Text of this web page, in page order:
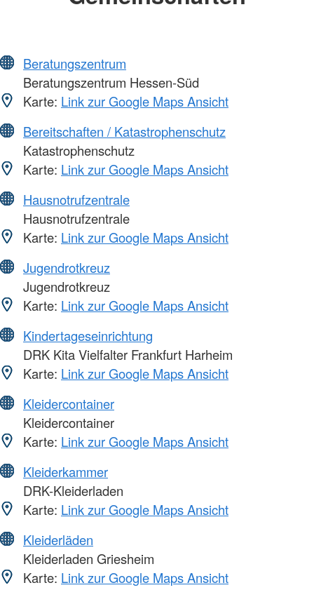
Beratungszentrum
Beratungszentrum Hessen-Süd
Karte: Link zur Google Maps Ansicht
Bereitschaften / Katastrophenschutz
Katastrophenschutz
Karte: Link zur Google Maps Ansicht
Hausnotrufzentrale
Hausnotrufzentrale
Karte: Link zur Google Maps Ansicht
Jugendrotkreuz
Jugendrotkreuz
Karte: Link zur Google Maps Ansicht
Kindertageseinrichtung
DRK Kita Vielfalter Frankfurt Harheim
Karte: Link zur Google Maps Ansicht
Kleidercontainer
Kleidercontainer
Karte: Link zur Google Maps Ansicht
Kleiderkammer
DRK-Kleiderladen
Karte: Link zur Google Maps Ansicht
Kleiderläden
Kleiderladen Griesheim
Karte: Link zur Google Maps Ansicht